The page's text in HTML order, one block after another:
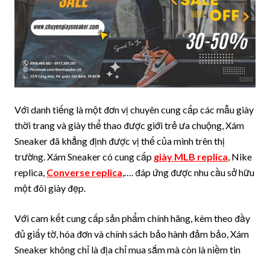
Với danh tiếng là một đơn vị chuyên cung cấp các mẫu giày
thời trang và giày thể thao được giới trẻ ưa chuộng, Xám
Sneaker đã khẳng định được vị thế của mình trên thị
trường. Xám Sneaker có cung cấp giày MLB replica, Nike
replica, Converse replica,…. đáp ứng được nhu cầu sở hữu
một đôi giày đẹp.
Với cam kết cung cấp sản phẩm chính hãng, kèm theo đầy
đủ giấy tờ, hóa đơn và chính sách bảo hành đảm bảo, Xám
Sneaker không chỉ là địa chỉ mua sắm mà còn là niềm tin